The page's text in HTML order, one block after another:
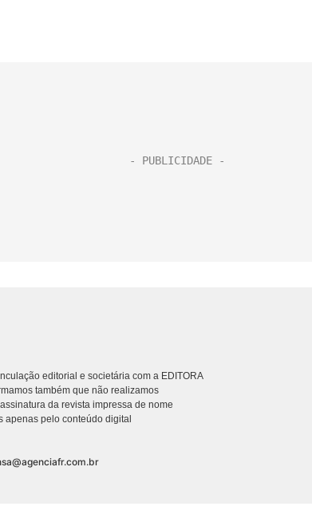
editorial e societária com a EDITORA
também que não realizamos
da revista impressa de nome
apenas pelo conteúdo digital